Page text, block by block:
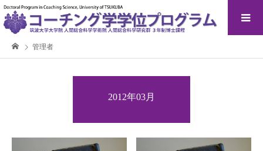
管理者
2012年03月